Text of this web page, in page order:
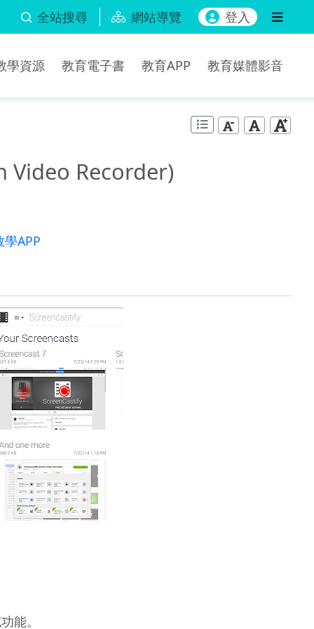
全站搜尋 網站導覽 登入
學資源 教育電子書 教育APP 教育媒體影音
Video Recorder)
學APP
能。